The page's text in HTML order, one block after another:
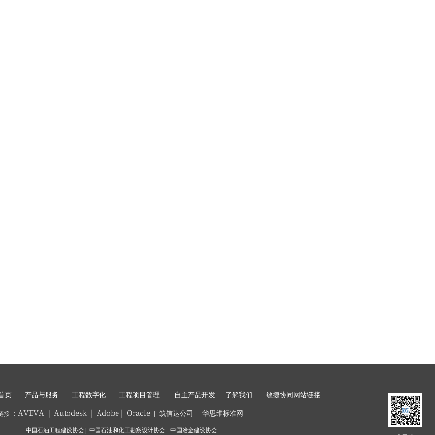
页 产品与服务 工程数字化 工程项目管理 自主产品开发 了解我们 敏捷协同 网站链接
接 ： AVEVA | Autodesk | Adobe | Oracle | 筑信达公司 华思维标准网
中国石油工程建设协会 中国石油和化工勘察设计协会
中国冶金建设协会